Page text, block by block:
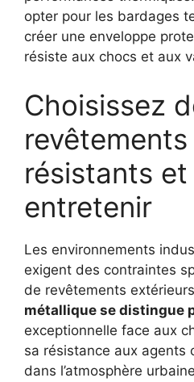
opter pour les bardages
créer une enveloppe
résiste aux chocs et aux
Choisissez
résistants
entretenir
Les environnements
exigent des contraintes
de revêtements
métallique se distingue
exceptionnelle face aux
sa résistance aux agents
dans l’atmosphère